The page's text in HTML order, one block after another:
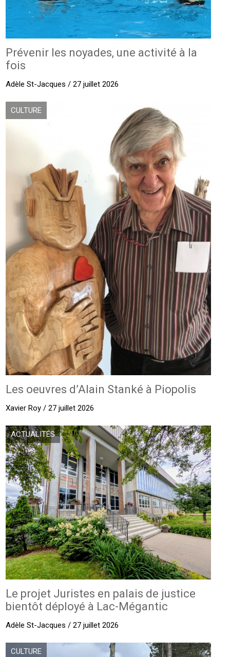
Prévenir les noyades, une activité à la
fois
Adèle St-Jacques / 27 juillet 2026
CULTURE
Les oeuvres d’Alain Stanké à Piopolis
Xavier Roy / 27 juillet 2026
ACTUALITÉS
Le projet Juristes en palais de justice
bientôt déployé à Lac-Mégantic
Adèle St-Jacques / 27 juillet 2026
CULTURE